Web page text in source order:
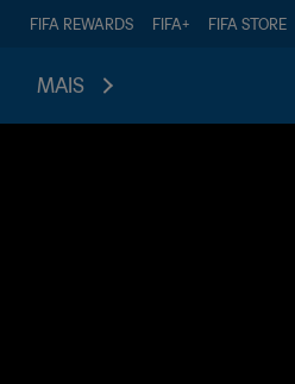
FIFA REWARDS FIFA+ FIFA STORE
MAIS